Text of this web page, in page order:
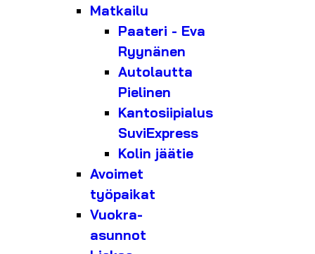
Matkailu
Paateri - Eva
Ryynänen
Autolautta
Pielinen
Kantosiipialus
SuviExpress
Kolin jäätie
Avoimet
työpaikat
Vuokra-
asunnot